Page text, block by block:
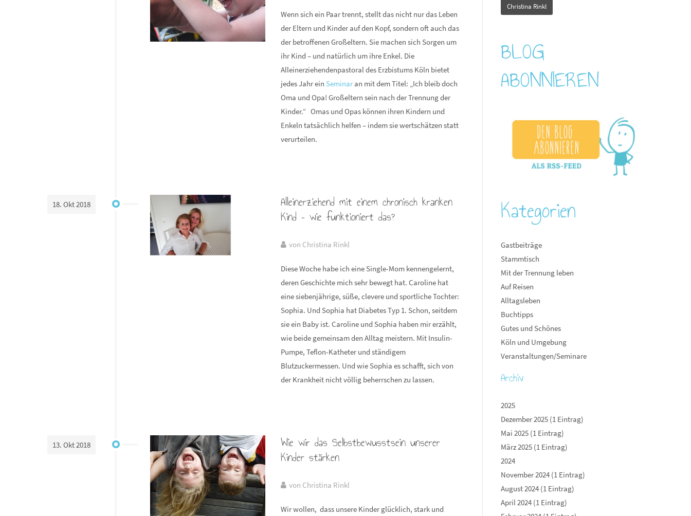
Wenn sich ein Paar trennt, stellt das nicht nur das Leben
der Eltern und Kinder auf den Kopf, sondern oft auch das
der betroffenen Großeltern. Sie machen sich Sorgen um
ihr Kind – und natürlich um ihre Enkel. Die
Alleinerziehendenpastoral des Erzbistums Köln bietet
jedes Jahr ein Seminaran mit dem Titel: „Ich bleib doch
Oma und Opa! Großeltern sein nach der Trennung der
Kinder.“ Omas und Opas können ihren Kindern und
Enkeln tatsächlich helfen – indem sie wertschätzen statt
verurteilen.
18. Okt 2018
Alleinerziehend mit einem chronisch kranken
Kind – wie funktioniert das?
von Christina Rinkl
Diese Woche habe ich eine Single-Mom kennengelernt,
deren Geschichte mich sehr bewegt hat. Caroline hat
eine siebenjährige, süße, clevere und sportliche Tochter:
Sophia. Und Sophia hat Diabetes Typ 1. Schon, seitdem
sie ein Baby ist. Caroline und Sophia haben mir erzählt,
wie beide gemeinsam den Alltag meistern. Mit Insulin-
Pumpe, Teflon-Katheter und ständigem
Blutzuckermessen. Und wie Sophia es schafft, sich von
der Krankheit nicht völlig beherrschen zu lassen.
13. Okt 2018
Wie wir das Selbstbewusstsein unserer
Kinder stärken
von Christina Rinkl
Wir wollen, dass unsere Kinder glücklich, stark und
Christina Rinkl
BLOG
ABONNIEREN
Kategorien
Gastbeiträge
Stammtisch
Mit der Trennung leben
Auf Reisen
Alltagsleben
Buchtipps
Gutes und Schönes
Köln und Umgebung
Veranstaltungen/Seminare
Archiv
2025
Dezember 2025 (1 Eintrag)
Mai 2025 (1 Eintrag)
März 2025 (1 Eintrag)
2024
November 2024 (1 Eintrag)
August 2024 (1 Eintrag)
April 2024 (1 Eintrag)